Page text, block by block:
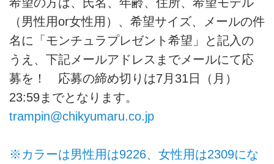
（男性用or女性用）、希望サイズ、メールの件
名に「モンチュラプレゼント希望」と記入の
うえ、下記メールアドレスまでメールにて応
募を！ 応募の締め切りは7月31日（月）
23:59までとなります。
trampin@chikyumaru.co.jp
※カラーは男性用は9226、女性用は2309にな